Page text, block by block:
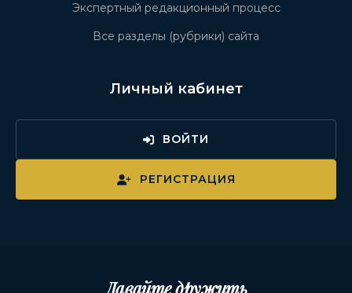
Экспертный редакционный процесс
Все разделы (рубрики) сайта
Личный кабинет
ВОЙТИ
РЕГИСТРАЦИЯ